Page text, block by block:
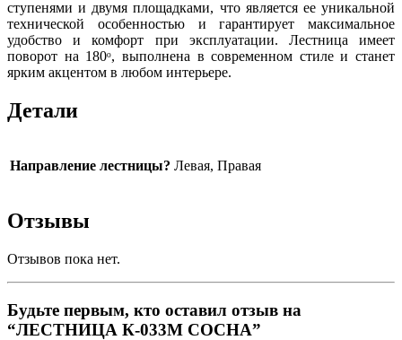
ступенями и двумя площадками, что является ее уникальной
технической особенностью и гарантирует максимальное
удобство и комфорт при эксплуатации. Лестница имеет
поворот на 180ᵒ, выполнена в современном стиле и станет
ярким акцентом в любом интерьере.
Детали
Направление лестницы? Левая, Правая
Отзывы
Отзывов пока нет.
Будьте первым, кто оставил отзыв на
“ЛЕСТНИЦА К-033М СОСНА”